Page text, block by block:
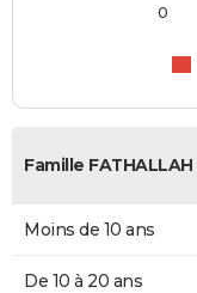
0
Famille FATHALLAH
Moins de 10 ans
De 10 à 20 ans